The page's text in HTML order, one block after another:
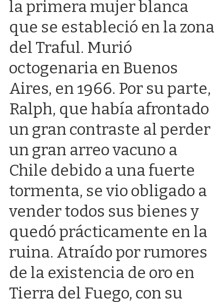
la primera mujer blanca
que se estableció en la zona
del Traful. Murió
octogenaria en Buenos
Aires, en 1966. Por su parte,
Ralph, que había afrontado
un gran contraste al perder
un gran arreo vacuno a
Chile debido a una fuerte
tormenta, se vio obligado a
vender todos sus bienes y
quedó prácticamente en la
ruina. Atraído por rumores
de la existencia de oro en
Tierra del Fuego, con su